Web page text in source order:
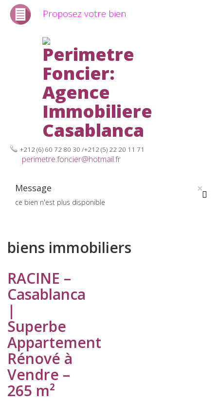
Proposez votre bien
+212 (6) 60 72 80 30 /+212 (5) 22 20 11 71
perimetre.foncier@hotmail.fr
×
Message
ce bien n'est plus disponible
biens immobiliers
RACINE –
Casablanca
|
Superbe
Appartement
Rénové à
Vendre –
265 m²